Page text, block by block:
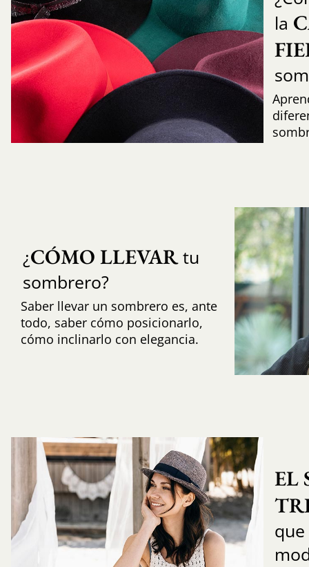
la
¿CÓMO LLEVARtu
sombrero?
Saber llevar un sombrero es, ante
todo, saber cómo posicionarlo,
cómo inclinarlo con elegancia.
EL